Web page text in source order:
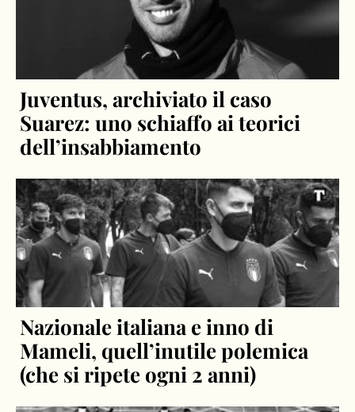
Juventus, archiviato il caso
Suarez: uno schiaffo ai teorici
dell’insabbiamento
Nazionale italiana e inno di
Mameli, quell’inutile polemica
(che si ripete ogni 2 anni)